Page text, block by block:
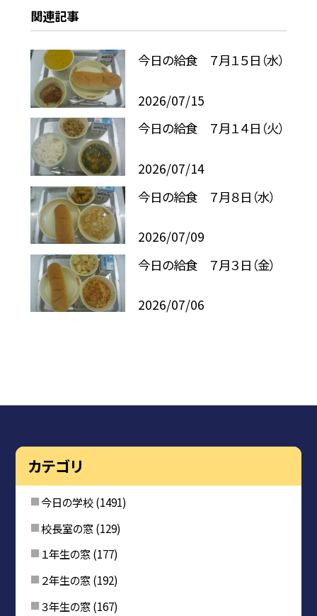
関連記事
今日の給食 ７月１５日（水）
2026/07/15
今日の給食 ７月１４日（火）
2026/07/14
今日の給食 ７月８日（水）
2026/07/09
今日の給食 ７月３日（金）
2026/07/06
カテゴリ
今日の学校(1491)
校長室の窓(129)
１年生の窓(177)
２年生の窓(192)
３年生の窓(167)